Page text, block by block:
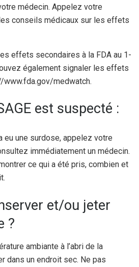
médecin. Appelez votre
conseils médicaux sur les effets
effets secondaires à la FDA au 1-
également signaler les effets
medwatch.
est suspecté :
eu une surdose, appelez votre
immédiatement un médecin.
ce qui a été pris, combien et
et/ou jeter
?
ambiante à l’abri de la
dans un endroit sec. Ne pas